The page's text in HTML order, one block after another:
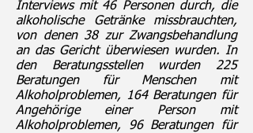
Interviews mit 46 Personen durch, die
alkoholische Getränke missbrauchten,
von denen 38 zur Zwangsbehandlung
an das Gericht überwiesen wurden. In
den Beratungsstellen wurden 225
Beratungen für Menschen mit
Alkoholproblemen, 164 Beratungen für
Angehörige einer Person mit
Alkoholproblemen, 96 Beratungen für